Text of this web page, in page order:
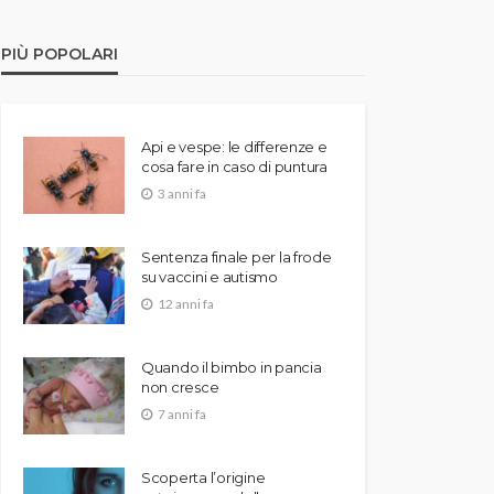
PIÙ POPOLARI
Api e vespe: le differenze e
cosa fare in caso di puntura
3 anni fa
Sentenza finale per la frode
su vaccini e autismo
12 anni fa
Quando il bimbo in pancia
non cresce
7 anni fa
Scoperta l’origine